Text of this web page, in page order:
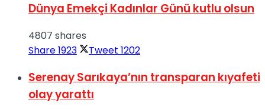
Dünya Emekçi Kadınlar Günü kutlu olsun
4807 shares
Share1923 Tweet 1202
Serenay Sarıkaya’nın transparan kıyafeti
olay yarattı